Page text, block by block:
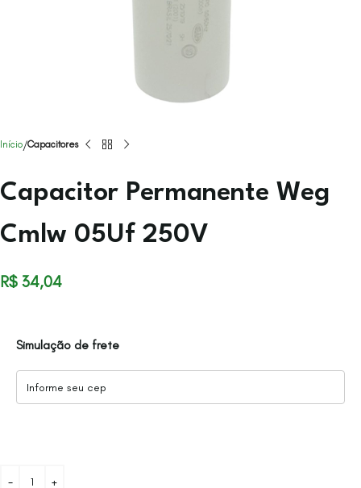
Início Capacitores
Capacitor Permanente Weg
Cmlw 05Uf 250V
R$ 34,04
Simulação de frete